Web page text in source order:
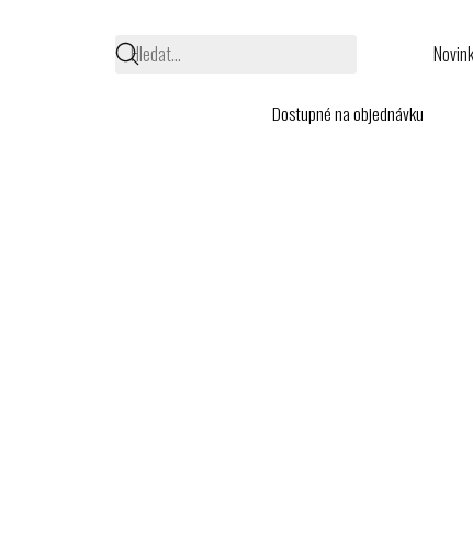
Hledat…
Dostupné na objednávku